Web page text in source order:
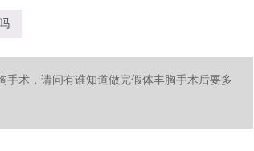
手术，请问有谁知道做完假体丰胸手术后要多